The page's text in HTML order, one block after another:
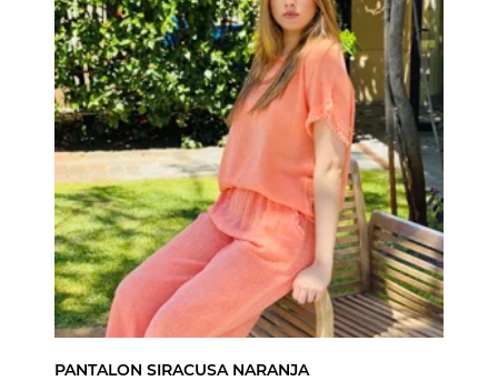
PANTALON SIRACUSA NARANJA